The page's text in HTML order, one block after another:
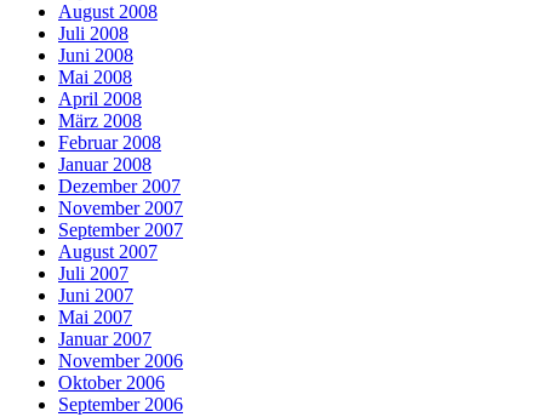
August 2008
Juli 2008
Juni 2008
Mai 2008
April 2008
März 2008
Februar 2008
Januar 2008
Dezember 2007
November 2007
September 2007
August 2007
Juli 2007
Juni 2007
Mai 2007
Januar 2007
November 2006
Oktober 2006
September 2006